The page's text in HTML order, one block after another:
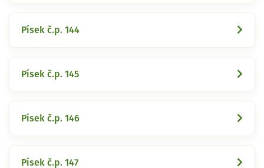
Písek č.p. 144
Písek č.p. 145
Písek č.p. 146
Písek č.p. 147